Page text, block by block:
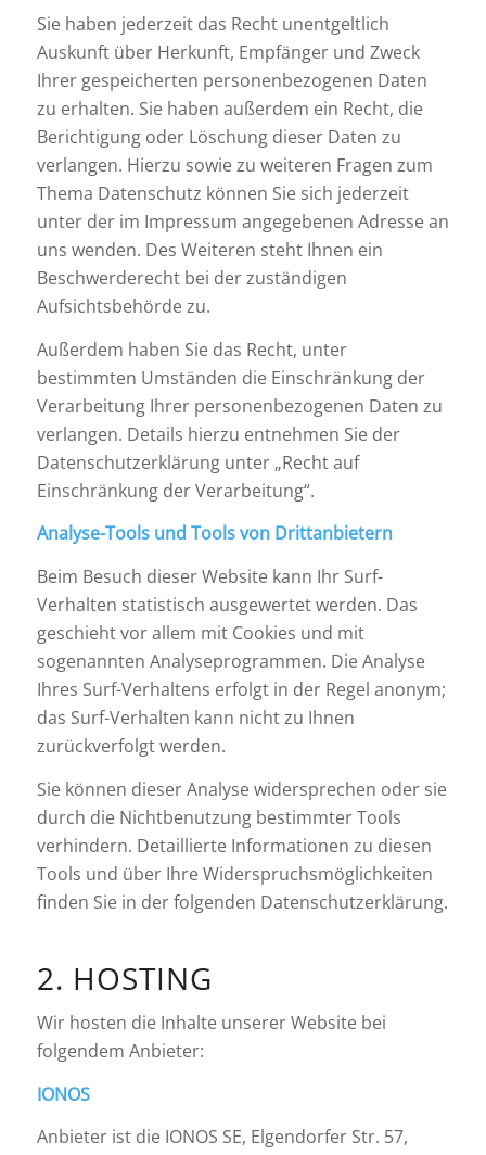
Sie haben jederzeit das Recht unentgeltlich
Auskunft über Herkunft, Empfänger und Zweck
Ihrer gespeicherten personenbezogenen Daten
zu erhalten. Sie haben außerdem ein Recht, die
Berichtigung oder Löschung dieser Daten zu
verlangen. Hierzu sowie zu weiteren Fragen zum
Thema Datenschutz können Sie sich jederzeit
unter der im Impressum angegebenen Adresse an
uns wenden. Des Weiteren steht Ihnen ein
Beschwerderecht bei der zuständigen
Aufsichtsbehörde zu.
Außerdem haben Sie das Recht, unter
bestimmten Umständen die Einschränkung der
Verarbeitung Ihrer personenbezogenen Daten zu
verlangen. Details hierzu entnehmen Sie der
Datenschutzerklärung unter „Recht auf
Einschränkung der Verarbeitung“.
Analyse-Tools und Tools von Drittanbietern
Beim Besuch dieser Website kann Ihr Surf-
Verhalten statistisch ausgewertet werden. Das
geschieht vor allem mit Cookies und mit
sogenannten Analyseprogrammen. Die Analyse
Ihres Surf-Verhaltens erfolgt in der Regel anonym;
das Surf-Verhalten kann nicht zu Ihnen
zurückverfolgt werden.
Sie können dieser Analyse widersprechen oder sie
durch die Nichtbenutzung bestimmter Tools
verhindern. Detaillierte Informationen zu diesen
Tools und über Ihre Widerspruchsmöglichkeiten
finden Sie in der folgenden Datenschutzerklärung.
2. HOSTING
Wir hosten die Inhalte unserer Website bei
folgendem Anbieter:
IONOS
Anbieter ist die IONOS SE, Elgendorfer Str. 57,